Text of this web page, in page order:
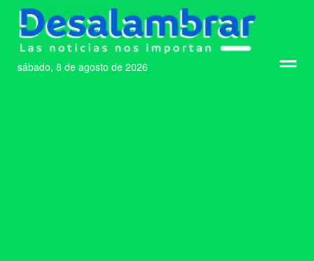
sábado, 8 de agosto de 2026